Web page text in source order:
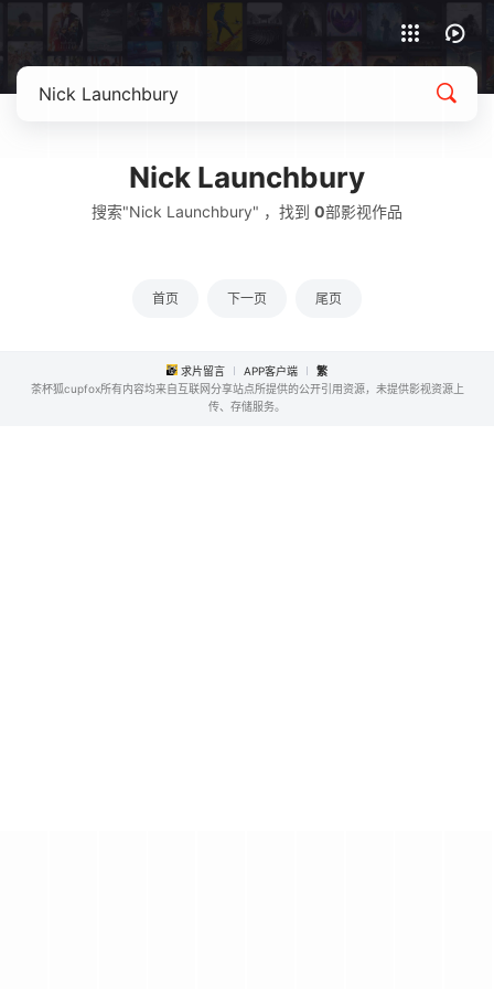
Nick Launchbury
搜索"Nick Launchbury" ，找到 0部影视作品
首页 下一页 尾页
求片留言 APP客户端
繁
茶杯狐cupfox所有内容均来自互联网分享站点所提供的公开引用资源，未提供影视资源上
传、存储服务。